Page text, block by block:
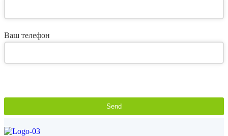
Ваш телефон
Send
This
should